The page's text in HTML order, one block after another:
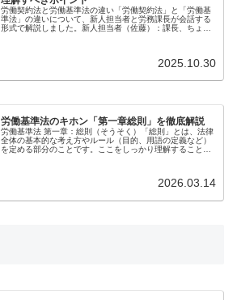
労働契約法と労働基準法の違い「労働契約法」と「労働基
準法」の違いについて、新人担当者と労務課長が会話する
形式で解説しました。新人担当者（佐藤）：課長、ちょっ
2025.10.30
労働基準法のキホン「第一章総則」を徹底解説
労働基準法 第一章：総則（そうそく）「総則」とは、法律
全体の基本的な考え方やルール（目的、用語の定義など）
を定める部分のことです。ここをしっかり理解すること
2026.03.14